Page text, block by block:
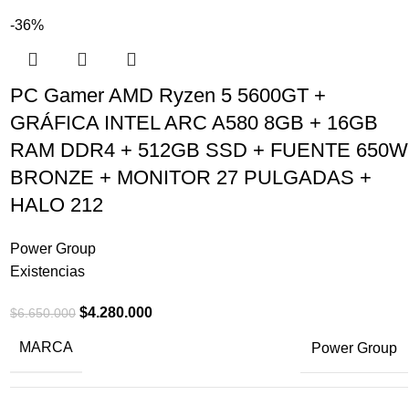
-36%
PC Gamer AMD Ryzen 5 5600GT +
GRÁFICA INTEL ARC A580 8GB + 16GB
RAM DDR4 + 512GB SSD + FUENTE 650W
BRONZE + MONITOR 27 PULGADAS +
HALO 212
Power Group
Existencias
$6.650.000 $4.280.000
MARCA Power Group